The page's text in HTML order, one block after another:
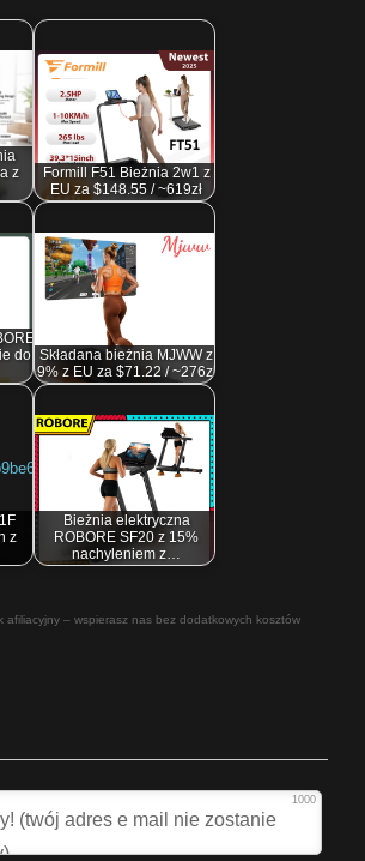
z
Formill F51 Bieżnia 2w1 z
EU za $148.55 / ~619zł
do Składana bieżnia MJWW z
9% z EU za $71.22 / ~276zł
z
Bieżnia elektryczna
ROBORE SF20 z 15%
nachyleniem z…
afiliacyjny – wspierasz nas bez dodatkowych kosztów
1000